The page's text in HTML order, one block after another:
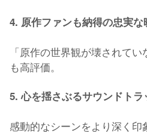
4. 原作ファンも納得の忠実な
「原作の世界観が壊されて
も高評価。
5. 心を揺さぶるサウンドトラ
感動的なシーンをより深く印